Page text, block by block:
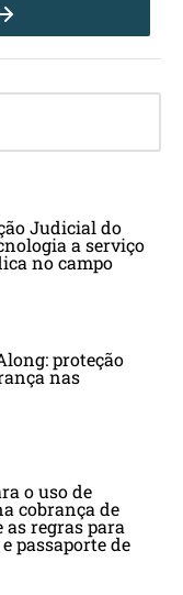
Judicial do
a serviço
no campo
proteção
nas
o uso de
cobrança de
as regras para
passaporte de